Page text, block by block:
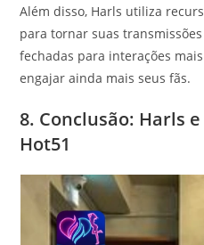
Além disso, Harls utiliza
para tornar suas
fechadas para interações
engajar ainda mais seus fãs.
8. Conclusão: Harls
Hot51